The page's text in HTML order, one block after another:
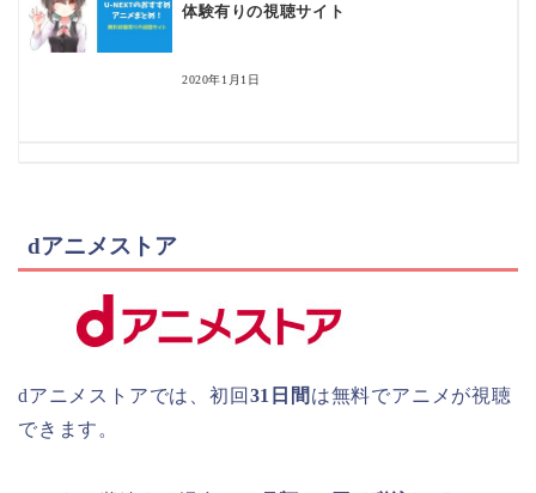
体験有りの視聴サイト
2020年1月1日
dアニメストア
dアニメストアでは、初回 31日間 は無料でアニメが視聴
できます。